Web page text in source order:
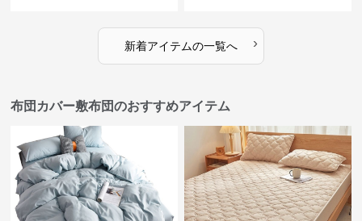
新着アイテムの一覧へ ›
布団カバー敷布団のおすすめアイテム